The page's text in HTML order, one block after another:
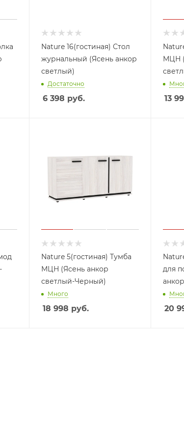
Nature 16(гостиная) Стол
журнальный (Ясень анкор
светлый)
Достаточно
6 398 руб.
МЦН
13
Nature 5(гостиная) Тумба
МЦН (Ясень анкор
светлый-Черный)
Много
18 998 руб.
для
20